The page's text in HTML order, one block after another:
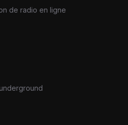
de radio en ligne